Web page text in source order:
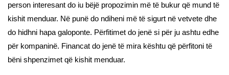
person interesant do iu bëjë propozimin më të bukur që mund të
kishit menduar. Në punë do ndiheni më të sigurt në vetvete dhe
do hidhni hapa galoponte. Përfitimet do jenë si për ju ashtu edhe
për kompaninë. Financat do jenë të mira kështu që përfitoni të
bëni shpenzimet që kishit menduar.